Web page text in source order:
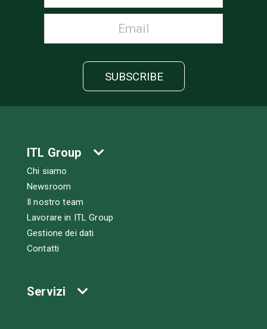
ITL Group
Chi siamo
Newsroom
Il nostro team
Lavorare in ITL Group
Gestione dei dati
Contatti
Servizi